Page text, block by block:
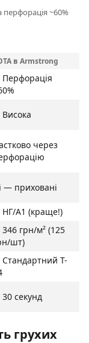
перфорація ~60%
в Armstrong
Перфорація
Висока
через
— приховані
НГ/A1 (краще!)
346 грн/м² (125
шт)
Стандартний T-
30 секунд
грухих